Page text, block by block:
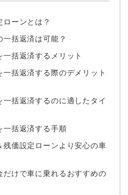
ーンとは？
括返済は可能？
括返済するメリット
括返済する際のデメリット
一括返済するのに適したタイ
一括返済する手順
残価設定ローンより安心の車
だけで車に乗れるおすすめの